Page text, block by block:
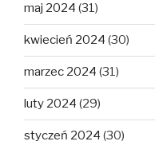
maj 2024 (31)
kwiecień 2024 (30)
marzec 2024 (31)
luty 2024 (29)
styczeń 2024 (30)